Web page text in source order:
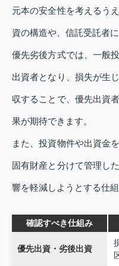
元本の安全性を考えるう
資の構造や、信託受託者
優先劣後方式では、一般
出資者となり、損失が生
収することで、優先出資
果が期待できます。
また、投資物件や出資金
固有財産と分けて管理し
響を軽減しようとする仕
確認すべき仕組み
優先出資・劣後出資